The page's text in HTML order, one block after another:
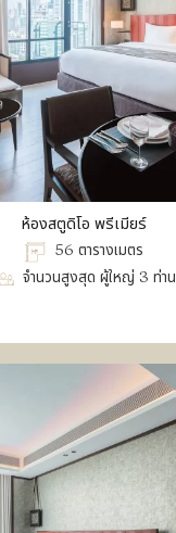
ห้องสตูดิโอ พรีเมียร์
56 ตารางเมตร
จำนวนสูงสุด ผู้ใหญ่ 3 ท่าน